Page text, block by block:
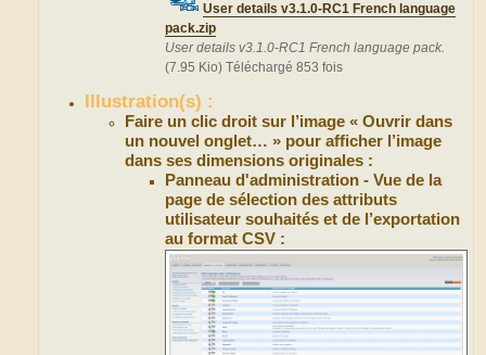
User details v3.1.0-RC1 French language
pack.zip
User details v3.1.0-RC1 French language pack.
(7.95 Kio) Téléchargé 853 fois
Illustration(s) :
Faire un clic droit sur l’image « Ouvrir dans
un nouvel onglet… » pour afficher l’image
dans ses dimensions originales :
Panneau d'administration - Vue de la
page de sélection des attributs
utilisateur souhaités et de l’exportation
au format CSV :